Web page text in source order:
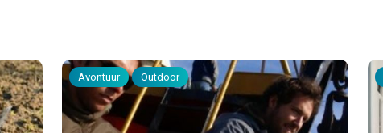
Avontuur Outdoor